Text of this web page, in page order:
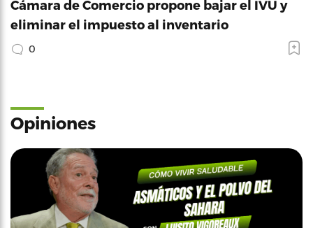
Cámara de Comercio propone bajar el IVU y
eliminar el impuesto al inventario
0
Opiniones